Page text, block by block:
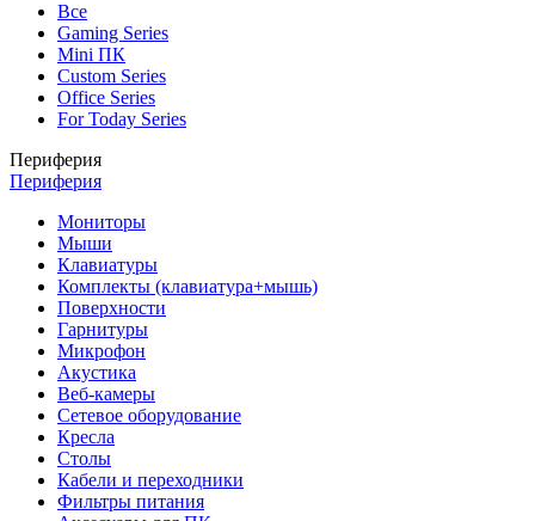
Все
Gaming Series
Mini ПК
Custom Series
Office Series
For Today Series
Периферия
Периферия
Мониторы
Мыши
Клавиатуры
Комплекты (клавиатура+мышь)
Поверхности
Гарнитуры
Микрофон
Акустика
Веб-камеры
Сетевое оборудование
Кресла
Столы
Кабели и переходники
Фильтры питания